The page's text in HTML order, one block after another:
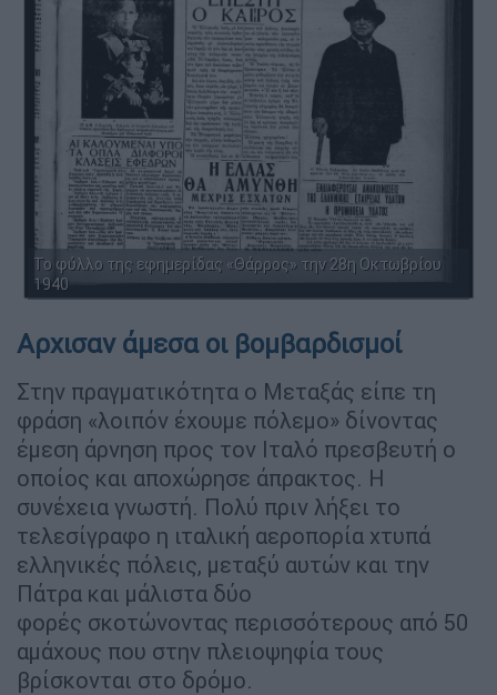
Το φύλλο της εφημερίδας «Θάρρος» την 28η Οκτωβρίου
1940
Αρχισαν άμεσα οι βομβαρδισμοί
Στην πραγματικότητα ο Μεταξάς είπε τη
φράση «λοιπόν έχουμε πόλεμο» δίνοντας
έμεση άρνηση προς τον Ιταλό πρεσβευτή ο
οποίος και αποχώρησε άπρακτος. Η
συνέχεια γνωστή. Πολύ πριν λήξει το
τελεσίγραφο η ιταλική αεροπορία χτυπά
ελληνικές πόλεις, μεταξύ αυτών και την
Πάτρα και μάλιστα δύο
φορές σκοτώνοντας περισσότερους από 50
αμάχους που στην πλειοψηφία τους
βρίσκονται στο δρόμο.